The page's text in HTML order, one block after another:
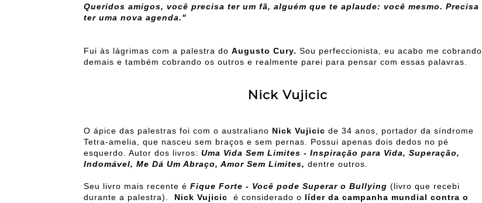
Queridos amigos, você precisa ter um fã, alguém que te aplaude: você mesmo. Precisa
ter uma nova agenda."
Fui às lágrimas com a palestra do Augusto Cury. Sou perfeccionista, eu acabo me cobrando
demais e também cobrando os outros e realmente parei para pensar com essas palavras.
Nick Vujicic
O ápice das palestras foi com o australiano Nick Vujicic de 34 anos, portador da síndrome
Tetra-amelia, que nasceu sem braços e sem pernas. Possui apenas dois dedos no pé
esquerdo. Autor dos livros: Uma Vida Sem Limites - Inspiração para Vida, Superação,
Indomável, Me Dá Um Abraço, Amor Sem Limites, dentre outros.
Seu livro mais recente é Fique Forte - Você pode Superar o Bullying (livro que recebi
durante a palestra). Nick Vujicic é considerado o líder da campanha mundial contra o